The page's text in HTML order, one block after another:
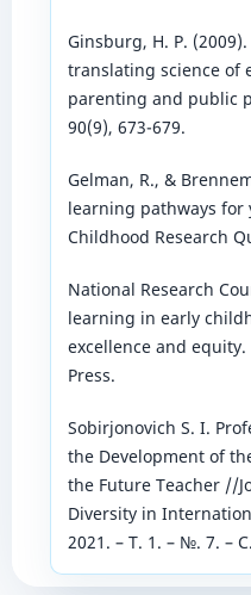
Ginsburg, H. P.
translating science of
parenting and public
90(9), 673-679.
Gelman, R., &
learning pathways for
Childhood Research
National Research
learning in early
excellence and
Press.
Sobirjonovich S. I.
the Development of
the Future Teacher //
Diversity in
2021. – Т. 1. – №. 7. –